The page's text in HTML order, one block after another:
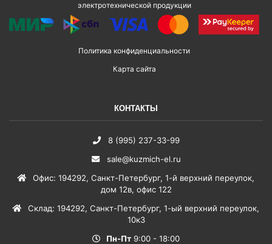
электротехнической продукции
Политика конфиденциальности
Карта сайта
КОНТАКТЫ
8 (995) 237-33-99
sale@kuzmich-el.ru
Офис: 194292, Санкт-Петербург, 1-й верхний переулок,
дом 12в, офис 122
Склад: 194292, Санкт-Петербург, 1-ый верхний переулок,
10к3
Пн-Пт 9:00 - 18:00